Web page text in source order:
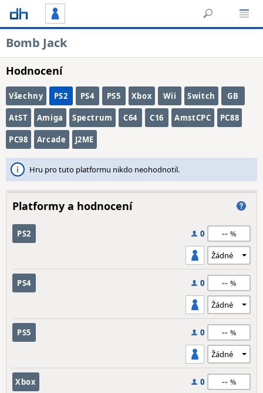
Bomb Jack
Hodnocení
Všechny PS2 PS4 PS5 Xbox Wii Switch GB
AtST Amiga Spectrum C64 C16 AmstCPC PC88
PC98 Arcade J2ME
Hru pro tuto platformu nikdo neohodnotil.
Platformy a hodnocení
PS2 0 --
PS4 0 --
PS5 0 --
Xbox 0 --